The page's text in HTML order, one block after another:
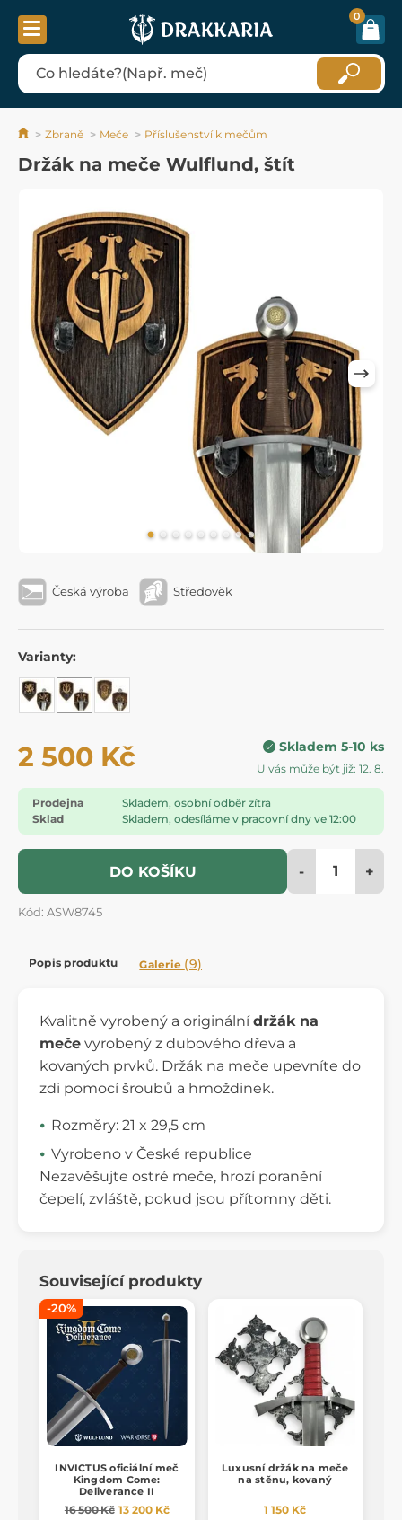
0
Zbraně Meče Příslušenství k mečům
Držák na meče Wulflund, štít
Česká výroba Středověk
Varianty:
2 500 Kč Skladem 5-10 ks
U vás může být již: 12. 8.
Prodejna
Skladem, osobní odběr zítra
Sklad
Skladem, odesíláme v pracovní dny ve 12:00
DO KOŠÍKU - +
Kód: ASW8745
Popis produktu Galerie (9)
Kvalitně vyrobený a originálnídržák na
meče vyrobený z dubového dřeva a
kovaných prvků. Držák na meče upevníte do
zdi pomocí šroubů a hmoždinek.
Rozměry: 21 x 29,5 cm
Vyrobeno v České republice
Nezavěšujte ostré meče, hrozí poranění
čepelí, zvláště, pokud jsou přítomny děti.
Související produkty
-20%
INVICTUS oficiální meč
Kingdom Come:
Deliverance II
16 500 Kč 13 200 Kč
Luxusní držák na meče
na stěnu, kovaný
1 150 Kč